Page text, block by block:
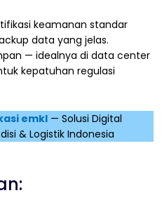
keamanan standar
data yang jelas.
— idealnya di data center
kepatuhan regulasi
emkl — Solusi Digital
& Logistik Indonesia